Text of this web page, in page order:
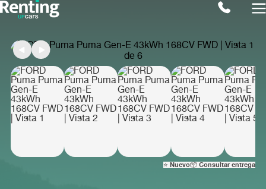
⭐ Nuevo📦 Consultar entrega